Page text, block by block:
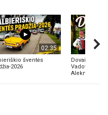
02:35
šventės
2026
Dovainonių
Vadovas
Aleknavičius